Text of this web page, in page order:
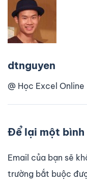
dtnguyen
@ Học Excel
Để lại một bình
Email của bạn sẽ
trường bắt buộc